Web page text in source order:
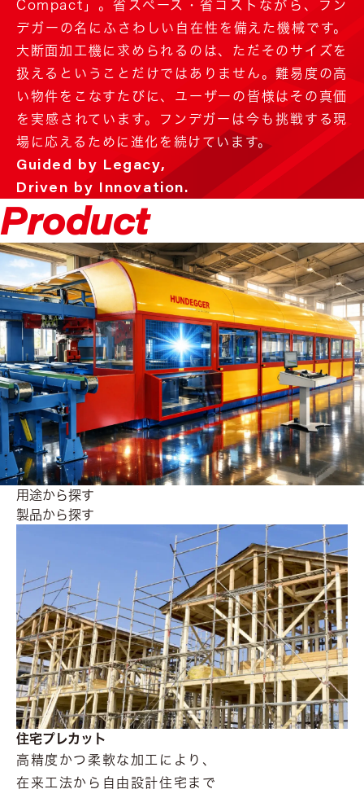
Compact」。省スペース・省コストながら、フン
デガーの名にふさわしい自在性を備えた機械です。
大断面加工機に求められるのは、ただそのサイズを
扱えるということだけではありません。難易度の高
い物件をこなすたびに、ユーザーの皆様はその真価
を実感されています。フンデガーは今も挑戦する現
場に応えるために進化を続けています。
Guided by Legacy,
Driven by Innovation.
Product
用途から探す
製品から探す
住宅プレカット
高精度かつ柔軟な加工により、
在来工法から自由設計住宅まで